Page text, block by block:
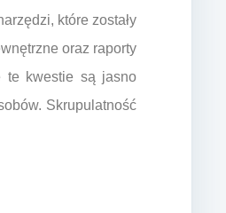
które zostały
oraz raporty
te kwestie są jasno
Skrupulatność